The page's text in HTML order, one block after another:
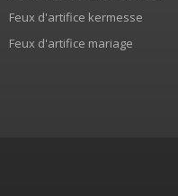
Feux d'artifice kermesse
Feux d'artifice mariage